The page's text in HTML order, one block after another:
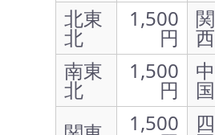
北東
北
1,500
円
関
西
南東
北
1,500
円
中
国
1,500 四